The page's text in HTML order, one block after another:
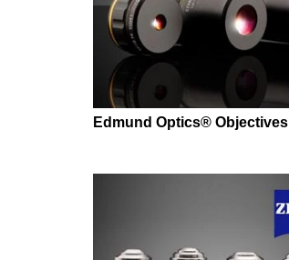
Edmund Optics® Objectives